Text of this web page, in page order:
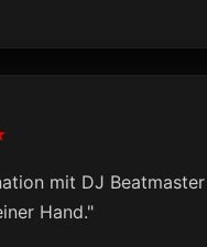
mit DJ
Hand."